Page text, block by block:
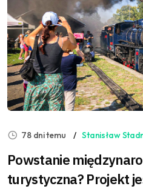
78 dni temu Stanisław
Powstanie
turystyczna? Projekt